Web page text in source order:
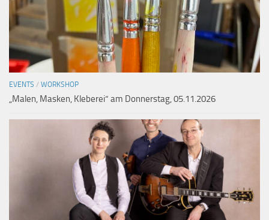
EVENTS / WORKSHOP
„Malen, Masken, Kleberei“ am Donnerstag, 05.11.2026